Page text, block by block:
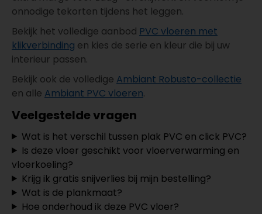
onnodige tekorten tijdens het leggen.
Bekijk het volledige aanbod PVC vloeren met
klikverbinding en kies de serie en kleur die bij uw
interieur passen.
Bekijk ook de volledige Ambiant Robusto-collectie
en alle Ambiant PVC vloeren.
Veelgestelde vragen
Wat is het verschil tussen plak PVC en click PVC?
Is deze vloer geschikt voor vloerverwarming en
vloerkoeling?
Krijg ik gratis snijverlies bij mijn bestelling?
Wat is de plankmaat?
Hoe onderhoud ik deze PVC vloer?